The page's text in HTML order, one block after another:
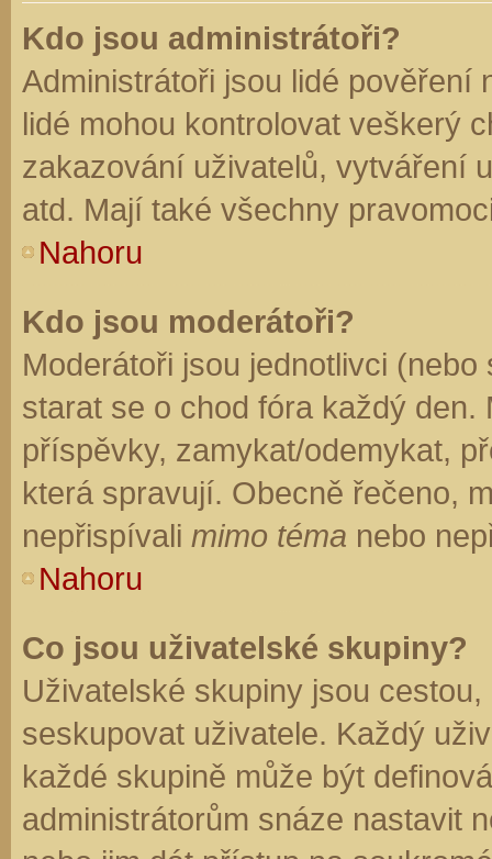
Kdo jsou administrátoři?
Administrátoři jsou lidé pověření
lidé mohou kontrolovat veškerý
zakazování uživatelů, vytváření
atd. Mají také všechny
Nahoru
Kdo jsou moderátoři?
Moderátoři jsou jednotlivci
starat se o chod fóra každý
příspěvky, zamykat/odemykat,
která spravují. Obecně řečeno,
nepřispívali mimo téma nebo
Nahoru
Co jsou uživatelské skupiny?
Uživatelské skupiny jsou
seskupovat uživatele. Každý
každé skupině může být
administrátorům snáze nastavit